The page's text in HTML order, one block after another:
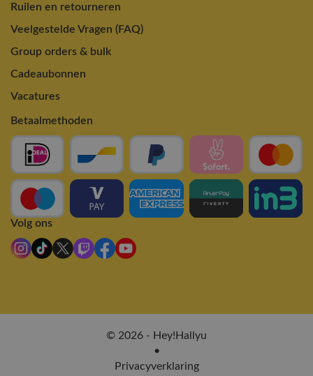
Ruilen en retourneren
Veelgestelde Vragen (FAQ)
Group orders & bulk
Cadeaubonnen
Vacatures
Betaalmethoden
Volg ons
© 2026 - Hey!Hallyu
•
Privacyverklaring